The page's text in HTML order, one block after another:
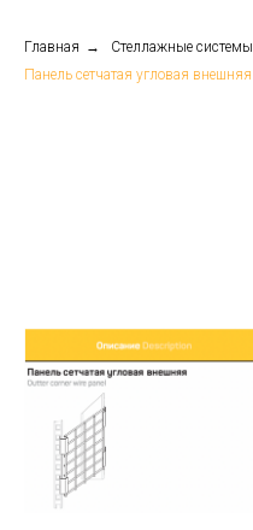
Главная → Стеллажные системы
Панель сетчатая угловая внешняя